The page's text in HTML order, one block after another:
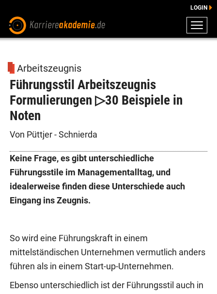
ENGLISCHE DOWNLOADS
E-LEARNING
FAQ
BERATUNG
LOGIN
Arbeitszeugnis
Führungsstil Arbeitszeugnis
Formulierungen ▷30 Beispiele in
Noten
Von Püttjer - Schnierda
Keine Frage, es gibt unterschiedliche
Führungsstile im Managementalltag, und
idealerweise finden diese Unterschiede auch
Eingang ins Zeugnis.
So wird eine Führungskraft in einem
mittelständischen Unternehmen vermutlich anders
führen als in einem Start-up-Unternehmen.
Ebenso unterschiedlich ist der Führungsstil auch in